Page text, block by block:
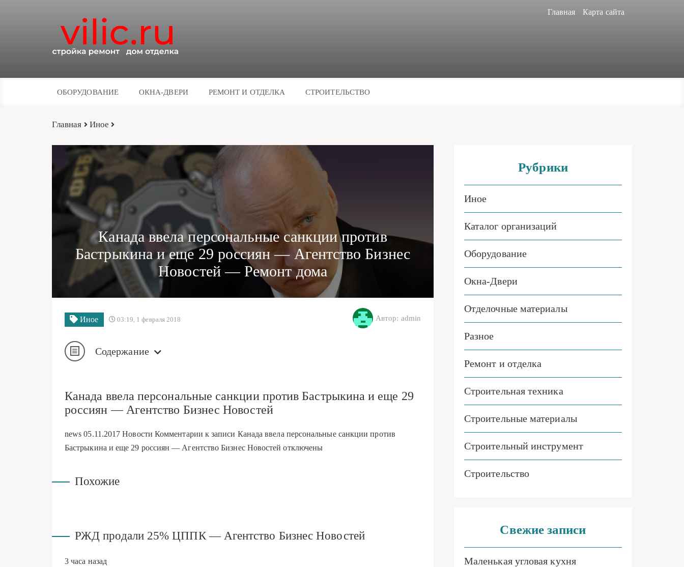
Главная Карта сайта
ОБОРУДОВАНИЕ ОКНА-ДВЕРИ РЕМОНТ И ОТДЕЛКА СТРОИТЕЛЬСТВО
Главная Иное
Канада ввела персональные санкции против
Бастрыкина и еще 29 россиян — Агентство Бизнес
Новостей — Ремонт дома
Иное 03:19, 1 февраля 2018 Автор: admin
Содержание
Канада ввела персональные санкции против Бастрыкина и еще 29
россиян — Агентство Бизнес Новостей
news05.11.2017 Новости Комментарии к записи Канада ввела персональные санкции против
Бастрыкина и еще 29 россиян — Агентство Бизнес Новостей отключены
Похожие
РЖД продали 25% ЦППК — Агентство Бизнес Новостей
3 часа назад
Рубрики
Иное
Каталог организаций
Оборудование
Окна-Двери
Отделочные материалы
Разное
Ремонт и отделка
Строительная техника
Строительные материалы
Строительный инструмент
Строительство
Свежие записи
Маленькая угловая кухня